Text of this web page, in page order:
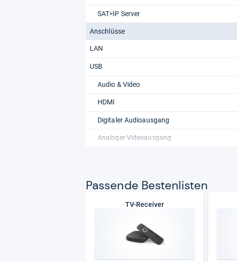
SAT>IP Server
Anschlüsse
LAN
USB
Audio & Video
HDMI
Digitaler Audioausgang
Analoger Videoausgang
Pas­sende Bes­ten­lis­ten
TV-Receiver